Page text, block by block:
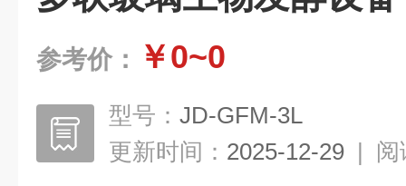
参考价： ￥0~0
型号： JD-GFM-3L
更新时间： 2025-12-29 | 阅